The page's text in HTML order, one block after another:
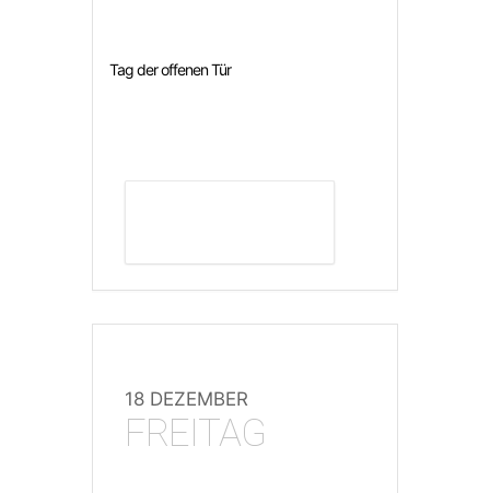
Tag der offenen Tür
18 DEZEMBER
FREITAG